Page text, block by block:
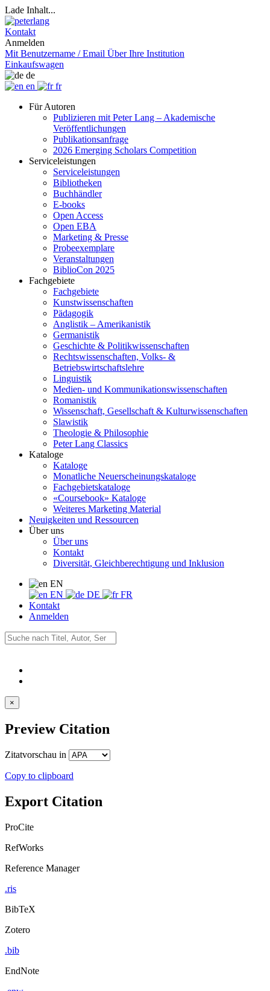
Lade Inhalt...
Kontakt
Anmelden
Mit Benutzername / Email Über Ihre Institution
Einkaufswagen
de
en
fr
Für Autoren
Publizieren mit Peter Lang – Akademische
Veröffentlichungen
Publikationsanfrage
2026 Emerging Scholars Competition
Serviceleistungen
Serviceleistungen
Bibliotheken
Buchhändler
E-books
Open Access
Open EBA
Marketing & Presse
Probeexemplare
Veranstaltungen
BiblioCon 2025
Fachgebiete
Fachgebiete
Kunstwissenschaften
Pädagogik
Anglistik – Amerikanistik
Germanistik
Geschichte & Politikwissenschaften
Rechtswissenschaften, Volks- &
Betriebswirtschaftslehre
Linguistik
Medien- und Kommunikationswissenschaften
Romanistik
Wissenschaft, Gesellschaft & Kulturwissenschaften
Slawistik
Theologie & Philosophie
Peter Lang Classics
Kataloge
Kataloge
Monatliche Neuerscheinungskataloge
Fachgebietskataloge
«Coursebook» Kataloge
Weiteres Marketing Material
Neuigkeiten und Ressourcen
Über uns
Über uns
Kontakt
Diversität, Gleichberechtigung und Inklusion
EN
EN
DE
FR
Kontakt
Anmelden
×
Preview Citation
Zitatvorschau in
Copy to clipboard
Export Citation
ProCite
RefWorks
Reference Manager
.ris
BibTeX
Zotero
.bib
EndNote